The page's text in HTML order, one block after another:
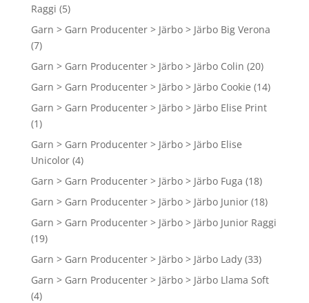
Raggi (5)
Garn > Garn Producenter > Järbo > Järbo Big Verona
(7)
Garn > Garn Producenter > Järbo > Järbo Colin (20)
Garn > Garn Producenter > Järbo > Järbo Cookie (14)
Garn > Garn Producenter > Järbo > Järbo Elise Print
(1)
Garn > Garn Producenter > Järbo > Järbo Elise
Unicolor (4)
Garn > Garn Producenter > Järbo > Järbo Fuga (18)
Garn > Garn Producenter > Järbo > Järbo Junior (18)
Garn > Garn Producenter > Järbo > Järbo Junior Raggi
(19)
Garn > Garn Producenter > Järbo > Järbo Lady (33)
Garn > Garn Producenter > Järbo > Järbo Llama Soft
(4)